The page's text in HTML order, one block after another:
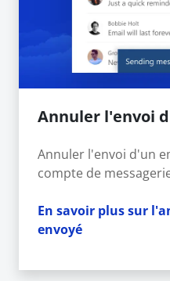
Annuler l'envoi
Annuler l'envoi d'un
compte de
En savoir plus sur
envoyé